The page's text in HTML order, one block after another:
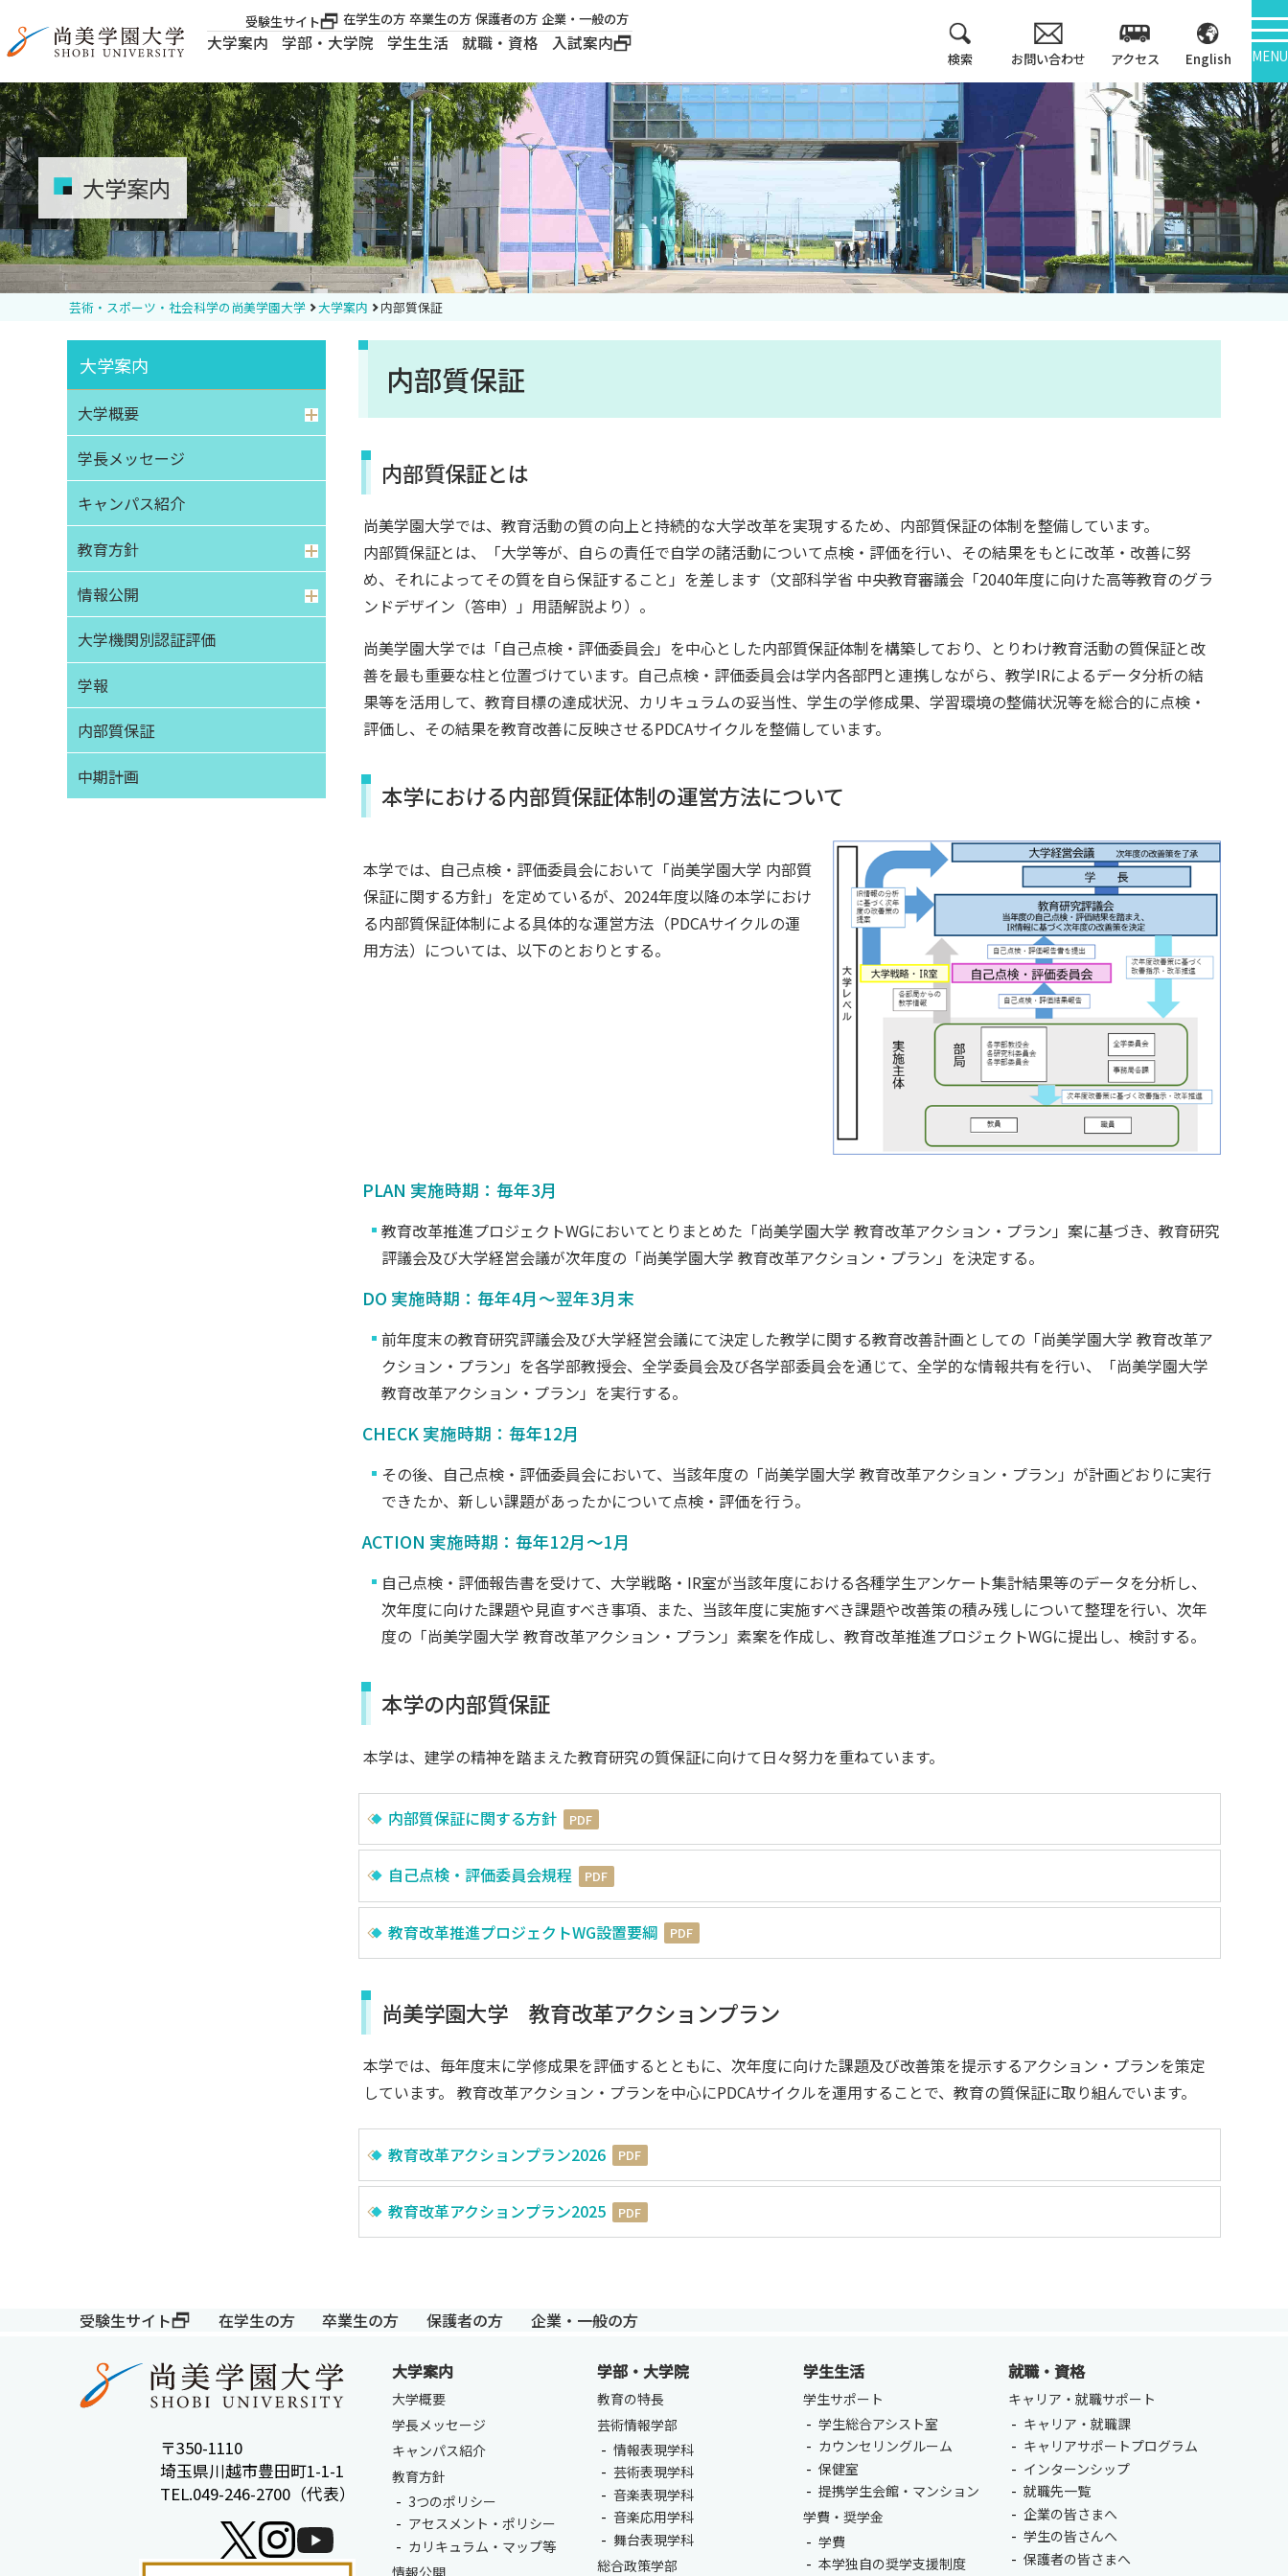
受験生サイト 在学生の方 卒業生の方 保護者の方 企業・一般の方
大学案内 学部・大学院 学生生活 就職・資格 入試案内
検索 お問い合わせ アクセス English MENU
大学案内
学部・大学院
学生生活
入試案内
大学案内 大学概要
建学の精神
ロゴマーク・公式キ
ャラクター
学長メッセージ 教育方針
3つのポリシー
アセスメントポリシ
ー
カリキュラム・マッ
プ等
キャンパス紹介
情報公開
学報
大学機関別認証評価
内部質保証
中期計画
大学案内
芸術・スポーツ・社会科学の尚美学園大学 大学案内 内部質保証
内部質保証
内部質保証とは
尚美学園大学では、教育活動の質の向上と持続的な大学改革を実現するため、内部質保証の体制を整備しています。
内部質保証とは、「大学等が、自らの責任で自学の諸活動について点検・評価を行い、その結果をもとに改革・改善に努
め、それによってその質を自ら保証すること」を差します（文部科学省 中央教育審議会「2040年度に向けた高等教育のグラ
ンドデザイン（答申）」用語解説より）。
尚美学園大学では「自己点検・評価委員会」を中心とした内部質保証体制を構築しており、とりわけ教育活動の質保証と改
善を最も重要な柱と位置づけています。自己点検・評価委員会は学内各部門と連携しながら、教学IRによるデータ分析の結
果等を活用して、教育目標の達成状況、カリキュラムの妥当性、学生の学修成果、学習環境の整備状況等を総合的に点検・
評価し、その結果を教育改善に反映させるPDCAサイクルを整備しています。
本学における内部質保証体制の運営方法について
本学では、自己点検・評価委員会において「尚美学園大学 内部質
保証に関する方針」を定めているが、2024年度以降の本学におけ
る内部質保証体制による具体的な運営方法（PDCAサイクルの運
用方法）については、以下のとおりとする。
PLAN 実施時期：毎年3月
教育改革推進プロジェクトWGにおいてとりまとめた「尚美学園大学 教育改革アクション・プラン」案に基づき、教育研究
評議会及び大学経営会議が次年度の「尚美学園大学 教育改革アクション・プラン」を決定する。
DO 実施時期：毎年4月～翌年3月末
前年度末の教育研究評議会及び大学経営会議にて決定した教学に関する教育改善計画としての「尚美学園大学 教育改革ア
クション・プラン」を各学部教授会、全学委員会及び各学部委員会を通じて、全学的な情報共有を行い、「尚美学園大学
教育改革アクション・プラン」を実行する。
CHECK 実施時期：毎年12月
その後、自己点検・評価委員会において、当該年度の「尚美学園大学 教育改革アクション・プラン」が計画どおりに実行
できたか、新しい課題があったかについて点検・評価を行う。
ACTION 実施時期：毎年12月～1月
自己点検・評価報告書を受けて、大学戦略・IR室が当該年度における各種学生アンケート集計結果等のデータを分析し、
次年度に向けた課題や見直すべき事項、また、当該年度に実施すべき課題や改善策の積み残しについて整理を行い、次年
度の「尚美学園大学 教育改革アクション・プラン」素案を作成し、教育改革推進プロジェクトWGに提出し、検討する。
本学の内部質保証
本学は、建学の精神を踏まえた教育研究の質保証に向けて日々努力を重ねています。
内部質保証に関する方針 PDF
自己点検・評価委員会規程 PDF
教育改革推進プロジェクトWG設置要綱 PDF
尚美学園大学 教育改革アクションプラン
本学では、毎年度末に学修成果を評価するとともに、次年度に向けた課題及び改善策を提示するアクション・プランを策定
しています。 教育改革アクション・プランを中心にPDCAサイクルを運用することで、教育の質保証に取り組んでいます。
教育改革アクションプラン2026 PDF
教育改革アクションプラン2025 PDF
大学案内
大学概要
学長メッセージ
キャンパス紹介
教育方針
情報公開
大学機関別認証評価
学報
内部質保証
中期計画
受験生サイト 在学生の方 卒業生の方 保護者の方 企業・一般の方
〒350-1110
埼玉県川越市豊田町1-1-1
TEL.049-246-2700（代表）
大学案内
大学概要
学長メッセージ
キャンパス紹介
教育方針
3つのポリシー
アセスメント・ポリシー
カリキュラム・マップ等
情報公開
学部・大学院
教育の特長
芸術情報学部
情報表現学科
芸術表現学科
音楽表現学科
音楽応用学科
舞台表現学科
総合政策学部
学生生活
学生サポート
学生総合アシスト室
カウンセリングルーム
保健室
提携学生会館・マンション
学費・奨学金
学費
本学独自の奨学支援制度
就職・資格
キャリア・就職サポート
キャリア・就職課
キャリアサポートプログラム
インターンシップ
就職先一覧
企業の皆さまへ
学生の皆さんへ
保護者の皆さまへ